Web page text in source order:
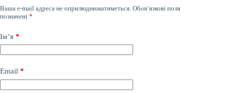
Ваша e-mail адреса не оприлюднюватиметься. Обов’язкові поля
позначені *
Ім’я *
Email *